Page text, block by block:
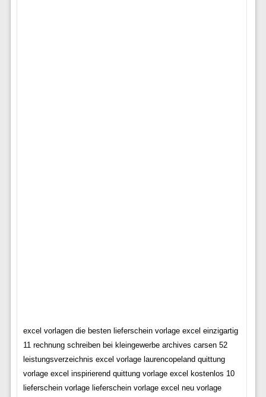
excel vorlagen die besten lieferschein vorlage excel einzigartig
11 rechnung schreiben bei kleingewerbe archives carsen 52
leistungsverzeichnis excel vorlage laurencopeland quittung
vorlage excel inspirierend quittung vorlage excel kostenlos 10
lieferschein vorlage lieferschein vorlage excel neu vorlage